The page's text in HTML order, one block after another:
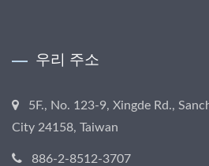
우리 주소
5F., No. 123-9, Xingde Rd.,
City 24158, Taiwan
886-2-8512-3707